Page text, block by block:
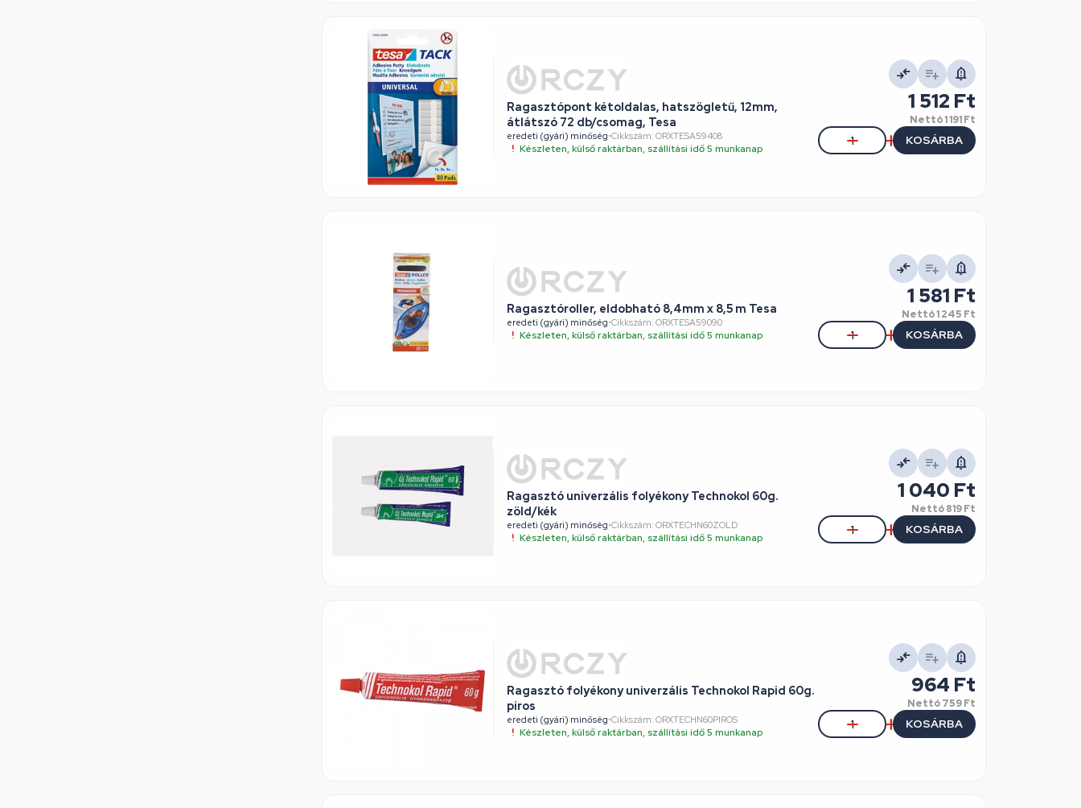
Ragasztópont kétoldalas, hatszögletű, 12mm,
átlátszó 72 db/csomag, Tesa
eredeti (gyári) minőség•Cikkszám: ORXTESA59408
Készleten, külső raktárban, szállítási idő 5 munkanap
1 512 Ft
Nettó1 191 Ft
KOSÁRBA
Ragasztóroller, eldobható 8,4mm x 8,5 m Tesa
eredeti (gyári) minőség•Cikkszám: ORXTESA59090
Készleten, külső raktárban, szállítási idő 5 munkanap
1 581 Ft
Nettó1 245 Ft
KOSÁRBA
Ragasztó univerzális folyékony Technokol 60g.
zöld/kék
eredeti (gyári) minőség•Cikkszám: ORXTECHN60ZOLD
Készleten, külső raktárban, szállítási idő 5 munkanap
1 040 Ft
Nettó819 Ft
KOSÁRBA
Ragasztó folyékony univerzális Technokol Rapid 60g.
piros
eredeti (gyári) minőség•Cikkszám: ORXTECHN60PIROS
Készleten, külső raktárban, szállítási idő 5 munkanap
964 Ft
Nettó759 Ft
KOSÁRBA